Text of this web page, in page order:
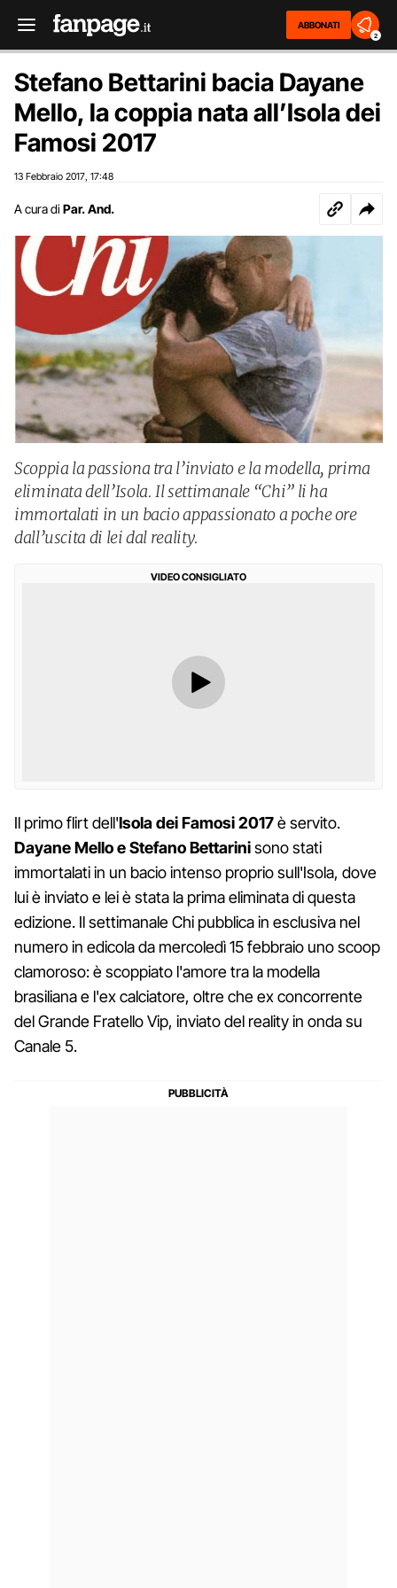
ABBONATI
2
Stefano Bettarini bacia Dayane
Mello, la coppia nata all’Isola dei
Famosi 2017
13 Febbraio 2017 17:48
A cura di Par. And.
Scoppia la passiona tra l’inviato e la modella, prima
eliminata dell’Isola. Il settimanale “Chi” li ha
immortalati in un bacio appassionato a poche ore
dall’uscita di lei dal reality.
VIDEO CONSIGLIATO
Il primo flirt dell'Isola dei Famosi 2017è servito.
Dayane Mello e Stefano Bettarinisono stati
immortalati in un bacio intenso proprio sull'Isola, dove
lui è inviato e lei è stata la prima eliminata di questa
edizione. Il settimanale Chi pubblica in esclusiva nel
numero in edicola da mercoledì 15 febbraio uno scoop
clamoroso: è scoppiato l'amore tra la modella
brasiliana e l'ex calciatore, oltre che ex concorrente
del Grande Fratello Vip, inviato del reality in onda su
Canale 5.